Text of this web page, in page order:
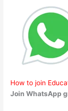
How to join
Join WhatsApp